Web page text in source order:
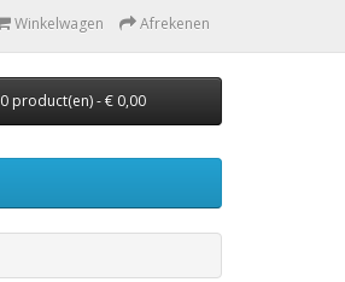
Winkelwagen Afrekenen
0 product(en) - € 0,00